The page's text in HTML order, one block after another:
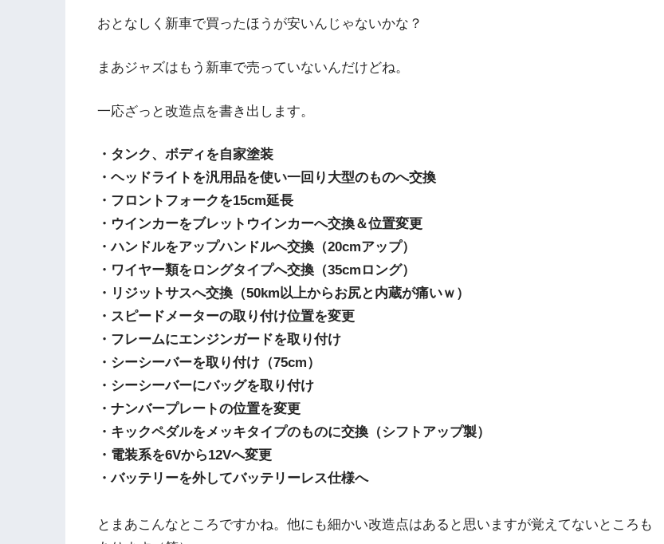
おとなしく新車で買ったほうが安いんじゃないかな？
まあジャズはもう新車で売っていないんだけどね。
一応ざっと改造点を書き出します。
・タンク、ボディを自家塗装
・ヘッドライトを汎用品を使い一回り大型のものへ交換
・フロントフォークを15cm延長
・ウインカーをブレットウインカーへ交換＆位置変更
・ハンドルをアップハンドルへ交換（20cmアップ）
・ワイヤー類をロングタイプへ交換（35cmロング）
・リジットサスへ交換（50km以上からお尻と内蔵が痛いｗ）
・スピードメーターの取り付け位置を変更
・フレームにエンジンガードを取り付け
・シーシーバーを取り付け（75cm）
・シーシーバーにバッグを取り付け
・ナンバープレートの位置を変更
・キックペダルをメッキタイプのものに交換（シフトアップ製）
・電装系を6Vから12Vへ変更
・バッテリーを外してバッテリーレス仕様へ
とまあこんなところですかね。他にも細かい改造点はあると思いますが覚えてないところも